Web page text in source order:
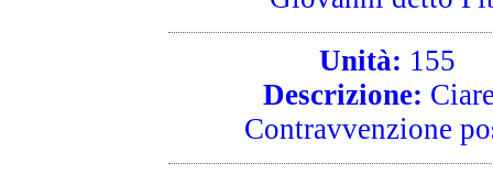
Unità: 155
Descrizione:
Contravvenzione